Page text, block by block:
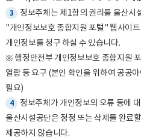
3
정보주체는 제1항의 권리를 울산시
"개인정보보호 종합지원 포털" 웹사
개인정보를 청구 하실 수 있습니다.
※ 행정안전부 개인정보보호 종합지원
열람 등 요구 (본인 확인을 위하여 공공
필요)
4
정보주체가 개인정보의 오류 등에
울산시설공단은 정정 또는 삭제를 완료
제공하지 않습니다.